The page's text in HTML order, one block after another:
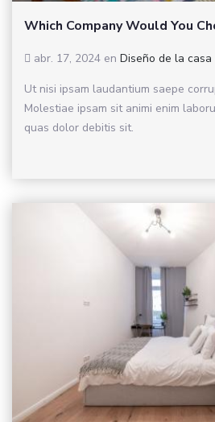
Which Company Would You
abr. 17, 2024 en Diseño de la casa
Ut nisi ipsam laudantium saepe
Molestiae ipsam sit animi enim
quas dolor debitis sit.